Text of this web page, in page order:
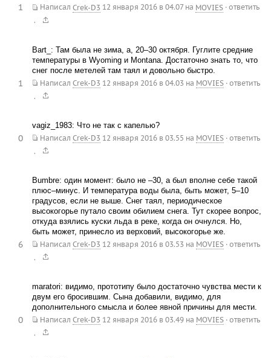
Написал Crek-D3 12 января 2016 в 04.07на MOVIES · ответить
.
1
Bart_: Там была не зима, а, 20–30 октября. Гуглите средние
температуры в Wyoming и Montana. Достаточно знать то, что
снег после метелей там таял и довольно быстро.
Написал Crek-D3 12 января 2016 в 04.03 на MOVIES · ответить
.
1
vagiz_1983: Что не так с капелью?
Написал Crek-D3 12 января 2016 в 03.55 на MOVIES · ответить
.
0
Bumbre: один момент: было не –30, а был вполне себе такой
плюс–минус. И температура воды была, быть может, 5–10
градусов, если не выше. Снег таял, периодическое
высокогорье путало своим обилием снега. Тут скорее вопрос,
откуда взялись куски льда в реке, когда он очнулся. Но,
быть может, принесло из верховий, высокогорье же.
Написал Crek-D3 12 января 2016 в 03.53 на MOVIES · ответить
.
6
maratori: видимо, прототипу было достаточно чувства мести к
двум его бросившим. Сына добавили, видимо, для
дополнительного смысла и более явной причины для мести.
Написал Crek-D3 12 января 2016 в 03.49на MOVIES · ответить
.
0